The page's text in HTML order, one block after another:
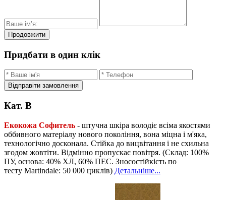
Продовжити
Придбати в один клік
Відправіти замовлення
Кат. B
Екокожа Софитель - штучна шкіра володіє всіма якостями
оббивного матеріалу нового покоління, вона міцна і м'яка,
технологічно досконала. Стійка до вицвітання і не схильна
згодом жовтіти. Відмінно пропускає повітря. (Склад: 100%
ПУ, основа: 40% ХЛ, 60% ПЕС. Зносостійкість по
тесту Martindale: 50 000 циклів) Детальніше...